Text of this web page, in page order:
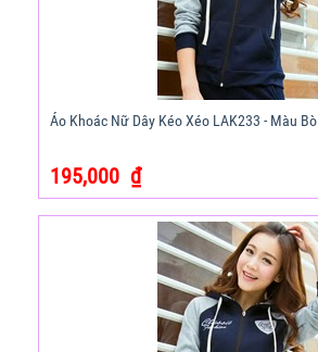
Áo Khoác Nữ Dây Kéo Xéo LAK233 - Màu Bò
195,000 ₫